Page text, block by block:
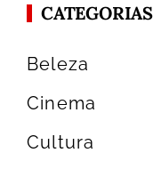
CATEGORIAS
Beleza
Cinema
Cultura